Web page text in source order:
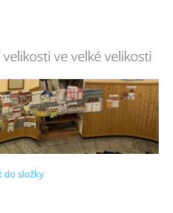
ve velké velikosti
do složky